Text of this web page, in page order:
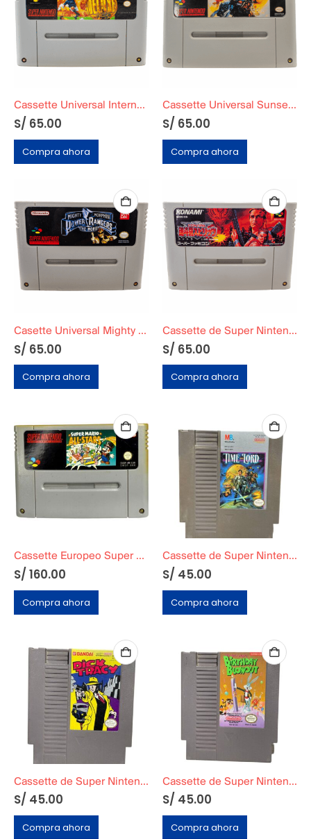
Cassette Universal International Superstar Soccer
S/ 65.00
Compra ahora
Cassette Universal Sunsetriders
S/ 65.00
Compra ahora
Casette Universal Mighty Morphin Power Rangers The Movie
S/ 65.00
Compra ahora
Cassette de Super Nintendo »Contra 3: The Alien Wars»
S/ 65.00
Compra ahora
Cassette Europeo Super Mario All Stars Famicon En Caja Original
S/ 160.00
Compra ahora
Cassette de Super Nintendo ‘Time Lord’
S/ 45.00
Compra ahora
Cassette de Super Nintendo ‘Dick Tracy’
S/ 45.00
Compra ahora
Cassette de Super Nintendo ‘Birthday Blowout’
S/ 45.00
Compra ahora